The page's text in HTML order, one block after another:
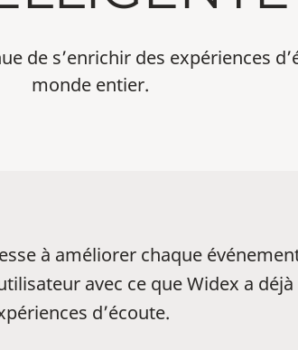
de s’enrichir des expériences
monde entier.
à améliorer chaque
avec ce que Widex a
d’écoute.